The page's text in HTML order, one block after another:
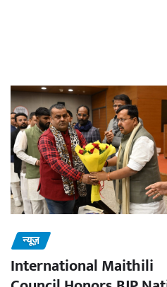
न्यूज़
International Maithili